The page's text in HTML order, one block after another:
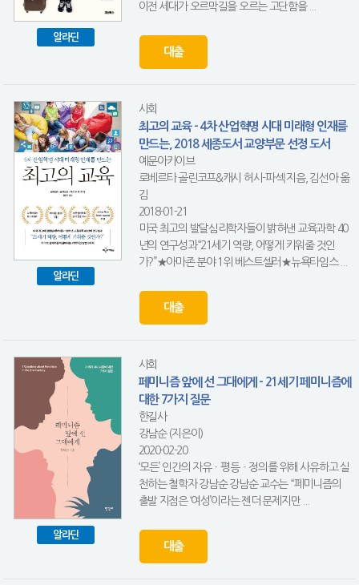
알라딘
이전 세대가 오르막길을 오르는 고단함을 ...
대출
알라딘
사회
최고의 교육 - 4차 산업혁명 시대 미래형 인재를
만드는, 2018 세종도서 교양부문 선정 도서
예문아카이브
로베르타 골린코프&캐시 허시-파섹 지음, 김선아 옮
김
2018-01-21
미국 최고의 발달심리학자들이 밝혀낸 교육과학 40
년의 연구성과“21세기 역량, 어떻게 키워줄 것인
가?”★아마존 분야 1위 베스트셀러★뉴욕타임스 ...
대출
알라딘
사회
페미니즘 앞에 선 그대에게 - 21세기 페미니즘에
대한 7가지 질문
한길사
강남순 (지은이)
2020-02-20
‘모든’ 인간의 자유ㆍ평등ㆍ정의를 위해 사유하고 실
천하는 철학자 강남순 강남순 교수는 “페미니즘의
출발 지점은 ‘여성’이라는 젠더 문제지만 ...
대출